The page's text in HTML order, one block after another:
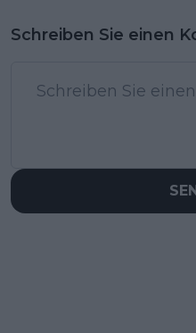
Schreiben Sie einen